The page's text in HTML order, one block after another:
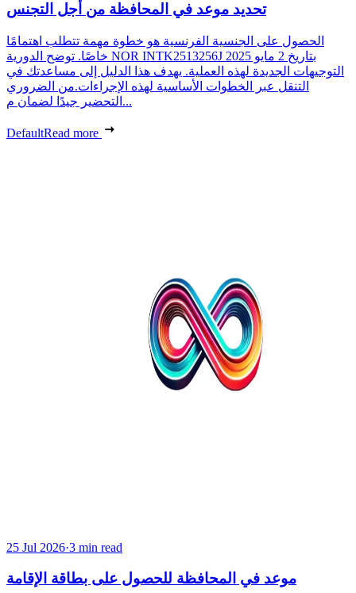
تحديد موعد في المحافظة من أجل التجنس
الحصول على الجنسية الفرنسية هو خطوة مهمة تتطلب اهتمامًا
خاصًا. توضح الدورية NOR INTK2513256J بتاريخ 2 مايو 2025
التوجيهات الجديدة لهذه العملية. يهدف هذا الدليل إلى مساعدتك في
التنقل عبر الخطوات الأساسية لهذه الإجراءات.من الضروري
التحضير جيدًا لضمان م...
DefaultRead more
25 Jul 2026·3 min read
موعد في المحافظة للحصول على بطاقة الإقامة